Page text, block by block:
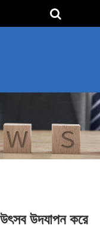
উদযাপন করে